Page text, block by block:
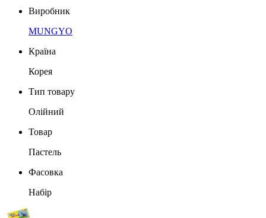
Виробник
MUNGYO
Країна
Корея
Тип товару
Олійний
Товар
Пастель
Фасовка
Набір